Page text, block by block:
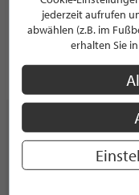
92421
PROFIL
jederzeit aufrufen
abwählen (z.B. im
erhalten Sie